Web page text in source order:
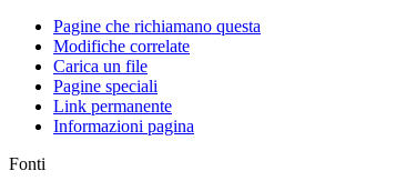
Pagine che richiamano questa
Modifiche correlate
Carica un file
Pagine speciali
Link permanente
Informazioni pagina
Fonti